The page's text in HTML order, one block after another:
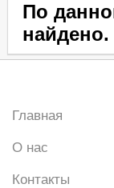
По
найдено.
Главная
О нас
Контакты